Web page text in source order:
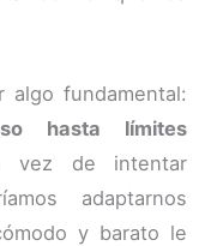
algo fundamental:
hasta límites
de intentar
adaptarnos
y barato le